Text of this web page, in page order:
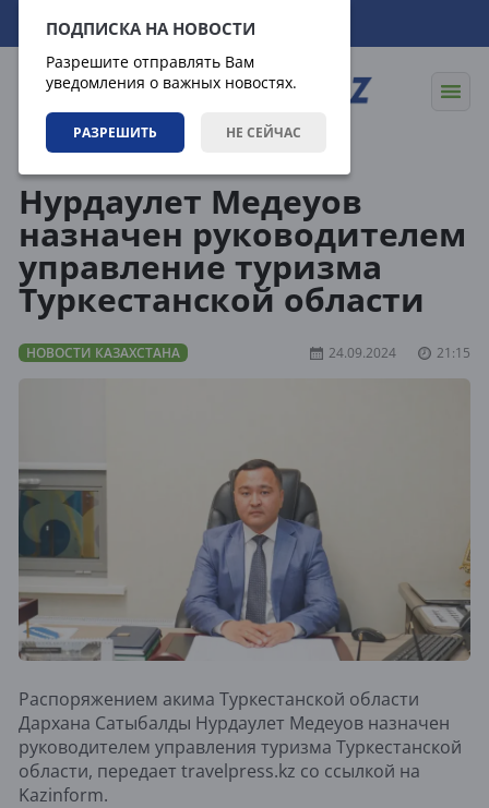
ПОДПИСКА НА НОВОСТИ
Разрешите отправлять Вам
уведомления о важных новостях.
РАЗРЕШИТЬ НЕ СЕЙЧАС
07.08.2026 11:09:24
Нурдаулет Медеуов
назначен руководителем
управление туризма
Туркестанской области
НОВОСТИ КАЗАХСТАНА 24.09.2024 21:15
Распоряжением акима Туркестанской области
Дархана Сатыбалды Нурдаулет Медеуов назначен
руководителем управления туризма Туркестанской
области, передает travelpress.kz со ссылкой на
Kazinform.